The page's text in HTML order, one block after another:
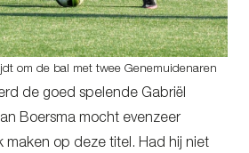
om de bal met twee Genemuidenaren
de goed spelende Gabriël
Boersma mocht evenzeer
maken op deze titel. Had hij niet